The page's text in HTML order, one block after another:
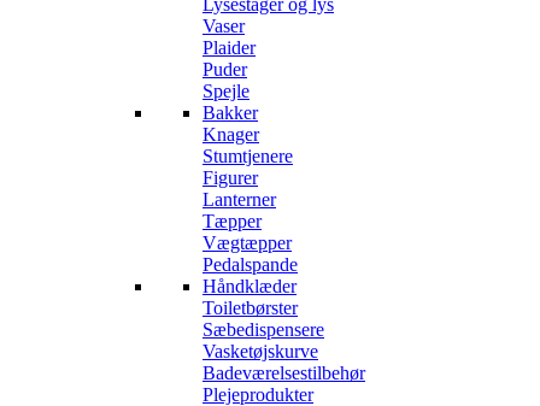
Lysestager og lys
Vaser
Plaider
Puder
Spejle
Bakker
Knager
Stumtjenere
Figurer
Lanterner
Tæpper
Vægtæpper
Pedalspande
Håndklæder
Toiletbørster
Sæbedispensere
Vasketøjskurve
Badeværelsestilbehør
Plejeprodukter